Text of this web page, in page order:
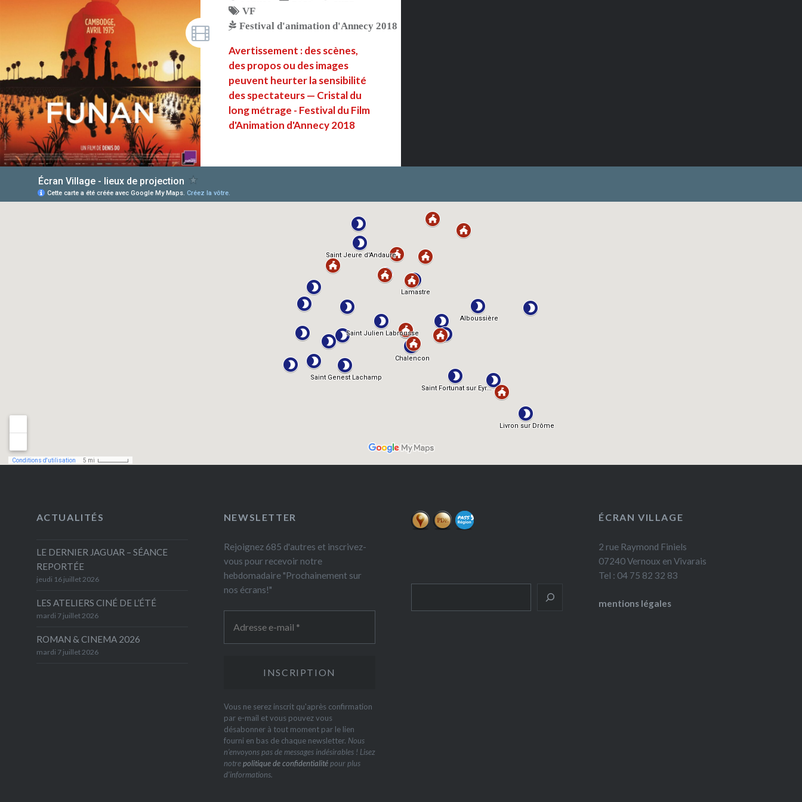
VF
Festival d'animation d'Annecy 2018
Avertissement : des scènes,
des propos ou des images
peuvent heurter la sensibilité
des spectateurs — Cristal du
long métrage - Festival du Film
d'Animation d'Annecy 2018
ACTUALITÉS
LE DERNIER JAGUAR – SÉANCE
REPORTÉE
jeudi 16 juillet 2026
LES ATELIERS CINÉ DE L’ÉTÉ
mardi 7 juillet 2026
ROMAN & CINEMA 2026
mardi 7 juillet 2026
NEWSLETTER
Rejoignez 685 d'autres et inscrivez-
vous pour recevoir notre
hebdomadaire "Prochainement sur
nos écrans!"
Vous ne serez inscrit qu'après confirmation
par e-mail et vous pouvez vous
désabonner à tout moment par le lien
fourni en bas de chaque newsletter. Nous
n’envoyons pas de messages indésirables ! Lisez
notrepolitique de confidentialitépour plus
d’informations.
ÉCRAN VILLAGE
2 rue Raymond Finiels
07240 Vernoux en Vivarais
Tel : 04 75 82 32 83
mentions légales